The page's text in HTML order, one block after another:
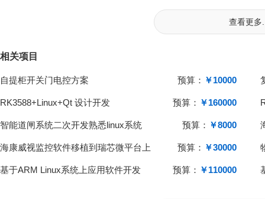
查看更多
相关项目
自提柜开关门电控方案 预算： ￥10000
RK3588+Linux+Qt 设计开发 预算： ￥160000
智能道闸系统二次开发熟悉linux系统 预算： ￥8000
海康威视监控软件移植到瑞芯微平台上 预算： ￥30000
基于ARM Linux系统上应用软件开发 预算： ￥110000